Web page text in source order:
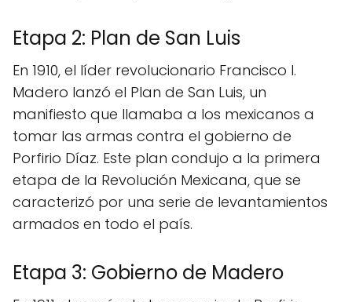
Etapa 2: Plan de San Luis
En 1910, el líder revolucionario Francisco I.
Madero lanzó el Plan de San Luis, un
manifiesto que llamaba a los mexicanos a
tomar las armas contra el gobierno de
Porfirio Díaz. Este plan condujo a la primera
etapa de la Revolución Mexicana, que se
caracterizó por una serie de levantamientos
armados en todo el país.
Etapa 3: Gobierno de Madero